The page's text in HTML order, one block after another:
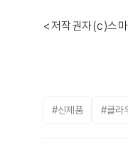
<저작권자(c)스
#신제품 #클라